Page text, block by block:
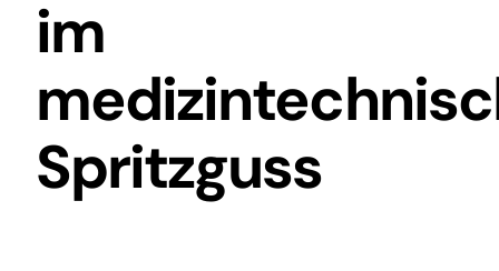
im
Spritzguss